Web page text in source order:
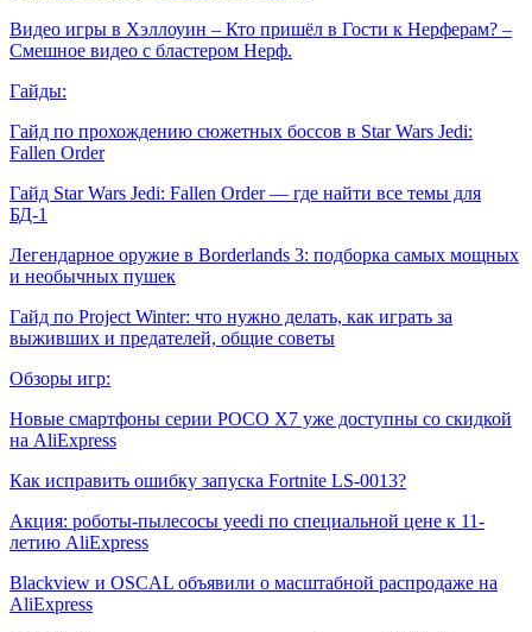
Видео игры в Хэллоуин – Кто пришёл в Гости к Нерферам? –
Смешное видео с бластером Нерф.
Гайды:
Гайд по прохождению сюжетных боссов в Star Wars Jedi:
Fallen Order
Гайд Star Wars Jedi: Fallen Order — где найти все темы для
БД-1
Легендарное оружие в Borderlands 3: подборка самых мощных
и необычных пушек
Гайд по Project Winter: что нужно делать, как играть за
выживших и предателей, общие советы
Обзоры игр:
Новые смартфоны серии POCO X7 уже доступны со скидкой
на AliExpress
Как исправить ошибку запуска Fortnite LS-0013?
Акция: роботы-пылесосы yeedi по специальной цене к 11-
летию AliExpress
Blackview и OSCAL объявили о масштабной распродаже на
AliExpress